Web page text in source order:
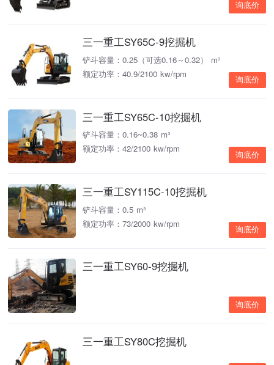
询底价
三一重工SY65C-9挖掘机
铲斗容量：0.25（可选0.16～0.32） m³
额定功率：40.9/2100 kw/rpm
询底价
三一重工SY65C-10挖掘机
铲斗容量：0.16~0.38 m³
额定功率：42/2100 kw/rpm
询底价
三一重工SY115C-10挖掘机
铲斗容量：0.5 m³
额定功率：73/2000 kw/rpm
询底价
三一重工SY60-9挖掘机
询底价
三一重工SY80C挖掘机